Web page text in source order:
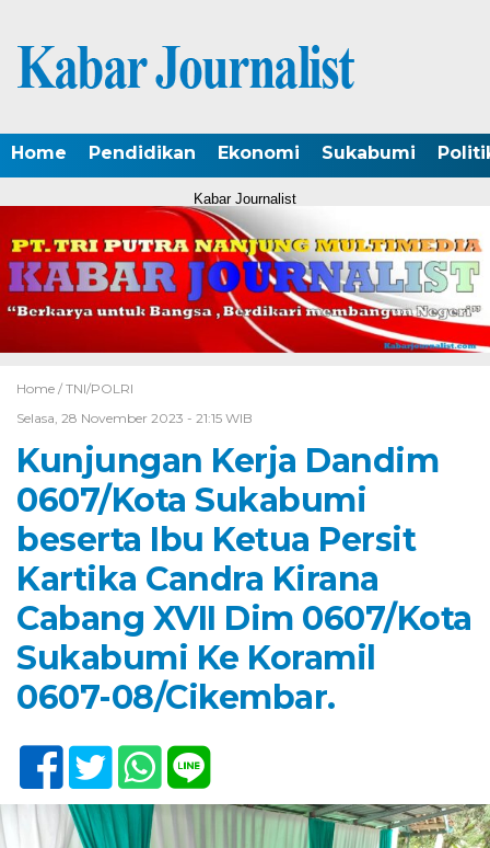
Home Pendidikan Ekonomi Sukabumi
Kabar Journalist
Home / TNI/POLRI
Selasa, 28 November 2023 - 21:15 WIB
Kunjungan Kerja Dandim
0607/Kota Sukabumi
beserta Ibu Ketua Persit
Kartika Candra Kirana
Cabang XVII Dim 0607/Kota
Sukabumi Ke Koramil
0607-08/Cikembar.